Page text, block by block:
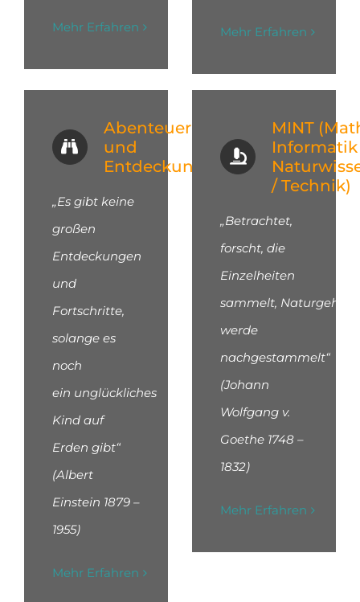
Mehr Erfahren Mehr Erfahren
Abenteuer
und
Entdeckungen
„Es gibt keine
großen
Entdeckungen
und
Fortschritte,
solange es
noch
ein unglückliches
Kind auf
Erden gibt“
(Albert
Einstein 1879 –
1955)
Mehr Erfahren
MINT
Informatik
/ Technik)
„Betrachtet,
forscht, die
Einzelheiten
sammelt,
werde
nachgestammelt“
(Johann
Wolfgang v.
Goethe 1748 –
1832)
Mehr Erfahren